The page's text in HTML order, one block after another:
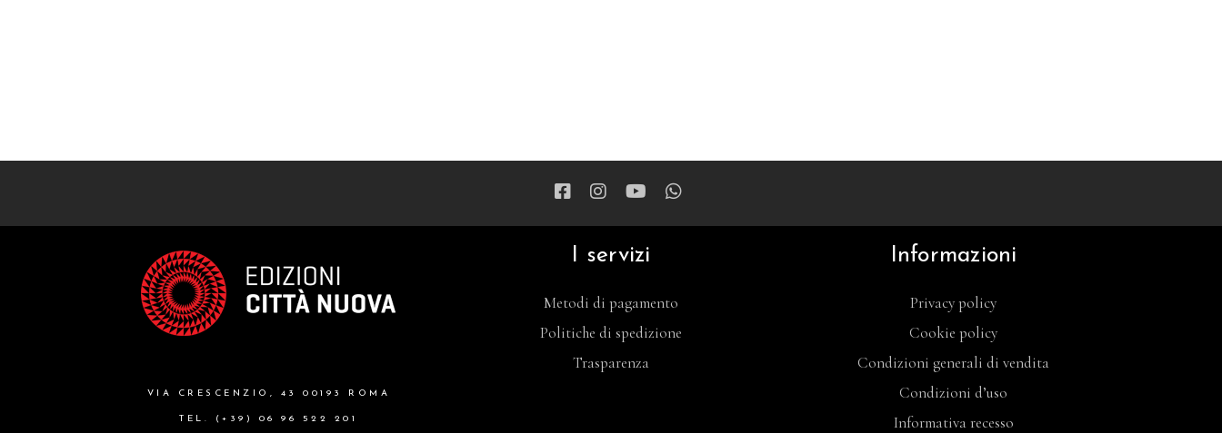
VIA CRESCENZIO, 43 00193 ROMA
TEL. (+39) 06 96 522 201
I servizi
Metodi di pagamento
Politiche di spedizione
Trasparenza
Informazioni
Privacy policy
Cookie policy
Condizioni generali di vendita
Condizioni d’uso
Informativa recesso